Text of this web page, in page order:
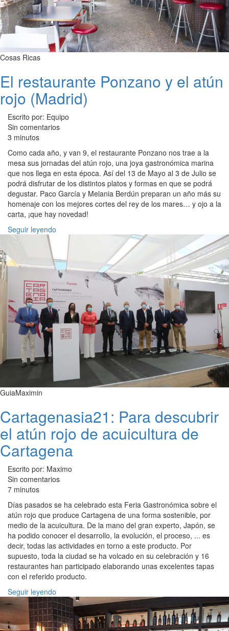
Cosas Ricas
El restaurante Ponzano y el atún
rojo (Madrid)
Escrito por: Equipo
Sin comentarios
3 minutos
Como cada año, y van 9, el restaurante Ponzano nos trae a la
mesa sus jornadas del atún rojo, una joya gastronómica marina
que nos llega en esta época. Así del 13 de Mayo al 3 de Julio se
podrá disfrutar de los distintos platos y formas en que se podrá
degustar. Paco García y Melania Berdún preparan un año más su
homenaje con los mejores cortes del rey de los mares… y ojo a la
carta, ¡que hay novedad!
Seguir leyendo
GuiaMaximin
Cartagenasia21: Para descubrir
el atún rojo de acuicultura de
Cartagena
Escrito por: Maximo
Sin comentarios
7 minutos
Días pasados se ha celebrado esta Feria Gastronómica sobre el
atún rojo que produce Cartagena de una forma sostenible, por
medio de la acuicultura. De la mano del gran experto, Japón, se
ha podido conocer el desarrollo, la evolución, el proceso, ... es
decir, todas las actividades en torno a este producto. Por
supuesto, toda la ciudad se ha volcado en su celebración y 16
restaurantes han participado elaborando unas excelentes tapas
con el referido producto.
Seguir leyendo